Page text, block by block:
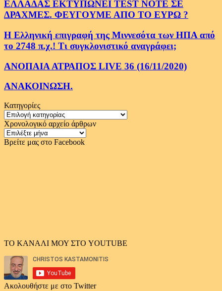
ΕΛΛΑΔΑΣ ΕΚΤΥΠΩΝΕΙ TEST NOTE ΣΕ
ΔΡΑΧΜΕΣ. ΦΕΥΓΟΥΜΕ ΑΠΟ ΤΟ ΕΥΡΩ ?
Η Ελληνική επιγραφή της Μιννεσότα των ΗΠΑ από
το 2748 π.χ.! Τι συγκλονιστικό αναγράφει;
ΑΝΟΠΑΙΑ ΑΤΡΑΠΟΣ LIVE 36 (16/11/2020)
ΑΝΑΚΟΙΝΩΣΗ.
Κατηγορίες
Κατηγορίες
Χρονολογικό αρχείο άρθρων
Χρονολογικό
αρχείο
Βρείτε μας στο Facebook
ΤΟ ΚΑΝΑΛΙ ΜΟΥ ΣΤΟ YOUTUBE
Ακολουθήστε με στο Twitter